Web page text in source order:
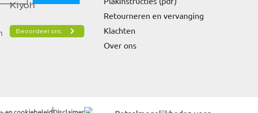
Retourneren en vervanging
Klachten
Over ons